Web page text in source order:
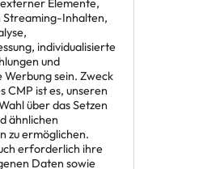
Elemente,
Streaming-Inhalten,
individualisierte
und
Werbung sein. Zweck
CMP ist es, unseren
über das Setzen
ähnlichen
zu ermöglichen.
erforderlich ihre
Daten sowie